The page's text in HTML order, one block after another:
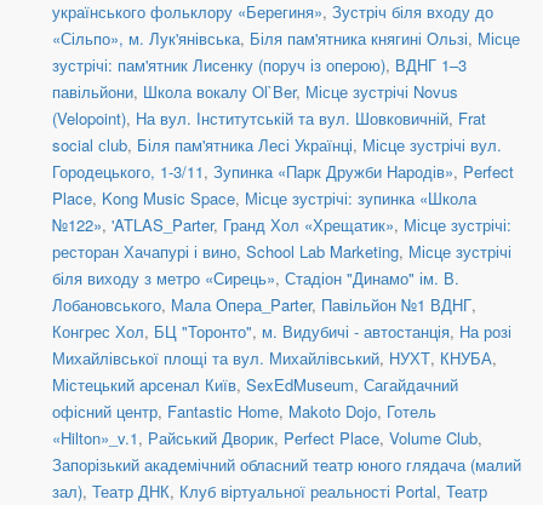
українського фольклору «Берегиня», Зустріч біля входу до
«Сільпо», м. Лук'янівська, Біля пам'ятника княгині Ользі, Місце
зустрічі: пам'ятник Лисенку (поруч із оперою), ВДНГ 1–3
павільйони, Школа вокалу Ol`Ber, Місце зустрічі Novus
(Velopoint), На вул. Інститутській та вул. Шовковичній, Frat
social сlub, Біля пам'ятника Лесі Українці, Місце зустрічі вул.
Городецького, 1-3/11, Зупинка «Парк Дружби Народів», Perfect
Place, Kong Music Space, Місце зустрічі: зупинка «Школа
№122», 'ATLAS_Parter, Гранд Хол «Хрещатик», Місце зустрічі:
ресторан Хачапурі і вино, School Lab Marketing, Місце зустрічі
біля виходу з метро «Сирець», Стадіон "Динамо" ім. В.
Лобановського, Мала Опера_Parter, Павільйон №1 ВДНГ,
Конгрес Хол, БЦ "Торонто", м. Видубичі - автостанція, На розі
Михайлівської площі та вул. Михайлівський, НУХТ, КНУБА,
Містецький арсенал Київ, SexEdMuseum, Сагайдачний
офісний центр, Fantastic Home, Makoto Dojo, Готель
«Hilton»_v.1, Райський Дворик, Perfect Place, Volume Club,
Запорізький академічний обласний театр юного глядача (малий
зал), Театр ДНК, Клуб віртуальної реальності Portal, Театр